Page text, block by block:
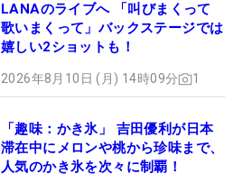
LANAのライブへ 「叫びまくって
歌いまくって」バックステージでは
嬉しい2ショットも！
2026年8月10日 (月) 14時09分 1
「趣味：かき氷」 吉田優利が日本
滞在中にメロンや桃から珍味まで、
人気のかき氷を次々に制覇！